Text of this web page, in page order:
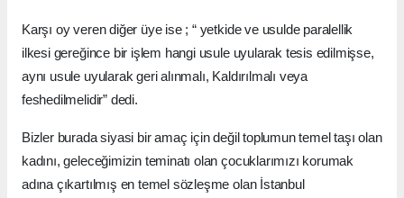
Karşı oy veren diğer üye ise ; “ yetkide ve usulde paralellik
ilkesi gereğince bir işlem hangi usule uyularak tesis edilmişse,
aynı usule uyularak geri alınmalı, Kaldırılmalı veya
feshedilmelidir” dedi.
Bizler burada siyasi bir amaç için değil toplumun temel taşı olan
kadını, geleceğimizin teminatı olan çocuklarımızı korumak
adına çıkartılmış en temel sözleşme olan İstanbul